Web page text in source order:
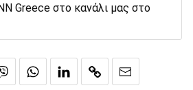
Greece στο κανάλι μας στο